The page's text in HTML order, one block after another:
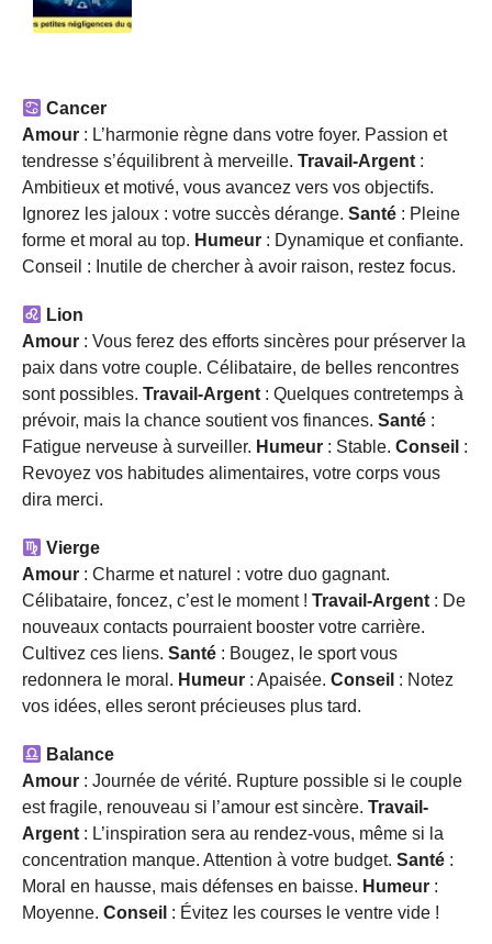
Cancer
Amour : L’harmonie règne dans votre foyer. Passion et
tendresse s’équilibrent à merveille. Travail-Argent :
Ambitieux et motivé, vous avancez vers vos objectifs.
Ignorez les jaloux : votre succès dérange. Santé : Pleine
forme et moral au top. Humeur : Dynamique et confiante.
Conseil : Inutile de chercher à avoir raison, restez focus.
Lion
Amour : Vous ferez des efforts sincères pour préserver la
paix dans votre couple. Célibataire, de belles rencontres
sont possibles. Travail-Argent : Quelques contretemps à
prévoir, mais la chance soutient vos finances. Santé :
Fatigue nerveuse à surveiller. Humeur : Stable. Conseil :
Revoyez vos habitudes alimentaires, votre corps vous
dira merci.
Vierge
Amour : Charme et naturel : votre duo gagnant.
Célibataire, foncez, c’est le moment ! Travail-Argent : De
nouveaux contacts pourraient booster votre carrière.
Cultivez ces liens. Santé : Bougez, le sport vous
redonnera le moral. Humeur : Apaisée. Conseil : Notez
vos idées, elles seront précieuses plus tard.
Balance
Amour : Journée de vérité. Rupture possible si le couple
est fragile, renouveau si l’amour est sincère. Travail-
Argent : L’inspiration sera au rendez-vous, même si la
concentration manque. Attention à votre budget. Santé :
Moral en hausse, mais défenses en baisse. Humeur :
Moyenne. Conseil : Évitez les courses le ventre vide !